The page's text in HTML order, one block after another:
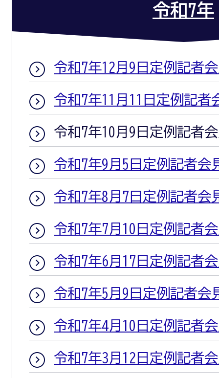
令和7年
令和7年12月9日定例記者
令和7年11月11日定例記者
令和7年10月9日定例記者
令和7年9月5日定例記者会
令和7年8月7日定例記者会
令和7年7月10日定例記者
令和7年6月17日定例記者
令和7年5月9日定例記者会
令和7年4月10日定例記者
令和7年3月12日定例記者